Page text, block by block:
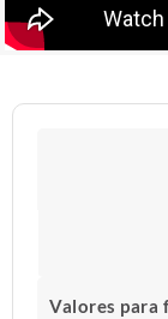
Valores para